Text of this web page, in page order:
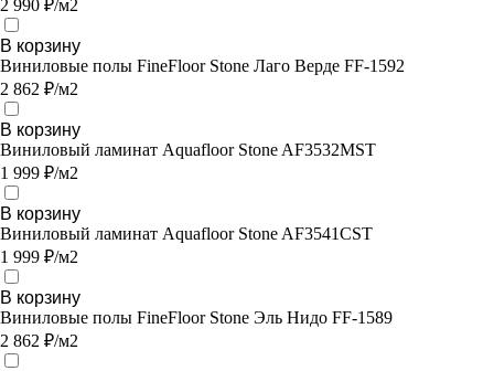
2 990 ₽/м2
В корзину
Виниловые полы FineFloor Stone Лаго Верде FF-1592
2 862 ₽/м2
В корзину
Виниловый ламинат Aquafloor Stone AF3532MST
1 999 ₽/м2
В корзину
Виниловый ламинат Aquafloor Stone AF3541CST
1 999 ₽/м2
В корзину
Виниловые полы FineFloor Stone Эль Нидо FF-1589
2 862 ₽/м2